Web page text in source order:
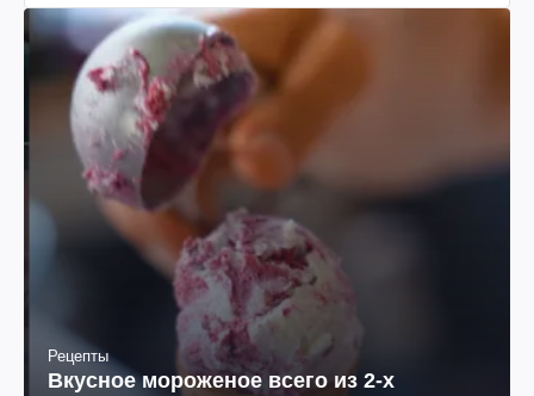
Рецепты
Вкусное мороженое всего из 2-х